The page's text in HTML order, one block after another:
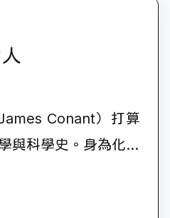
Conant）打算
與科學史。身為化…